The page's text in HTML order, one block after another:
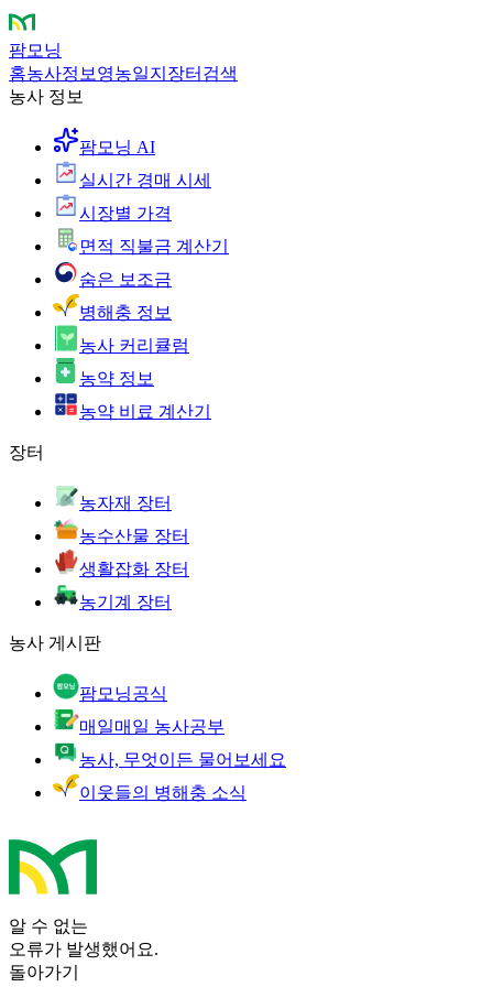
팜모닝
홈농사정보 영농일지 장터 검색
농사 정보
팜모닝 AI
실시간 경매 시세
시장별 가격
면적 직불금 계산기
숨은 보조금
병해충 정보
농사 커리큘럼
농약 정보
농약 비료 계산기
장터
농자재 장터
농수산물 장터
생활잡화 장터
농기계 장터
농사 게시판
팜모닝공식
매일매일 농사공부
농사, 무엇이든 물어보세요
이웃들의 병해충 소식
알 수 없는
오류가 발생했어요.
돌아가기